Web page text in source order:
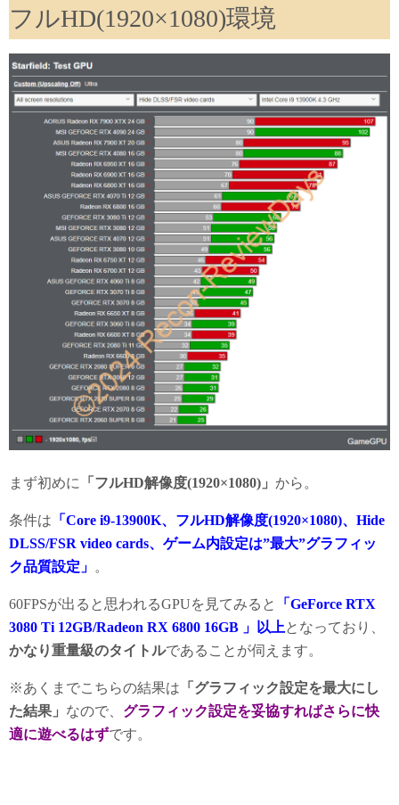
フルHD(1920×1080)環境
まず初めに 「フルHD解像度(1920×1080)」 から。
条件は 「Core i9-13900K、フルHD解像度(1920×1080)、Hide
DLSS/FSR video cards、ゲーム内設定は”最大”グラフィッ
ク品質設定」 。
60FPSが出ると思われるGPUを見てみると
「GeForce RTX
3080 Ti 12GB/Radeon RX 6800 16GB 」以上となっており、
かなり重量級のタイトルであることが伺えます。
※あくまでこちらの結果は 「グラフィック設定を最大にし
た結果」 なので、 グラフィック設定を妥協すればさらに快
適に遊べるはずです。